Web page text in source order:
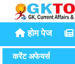
होम पेज
करेंट अफेयर्स